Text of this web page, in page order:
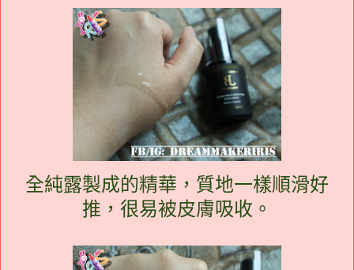
全純露製成的精華，質地一樣順滑好
推，很易被皮膚吸收。